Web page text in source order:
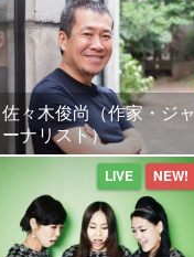
佐々木俊尚（作家・ジャ
ーナリスト）
LIVE NEW!